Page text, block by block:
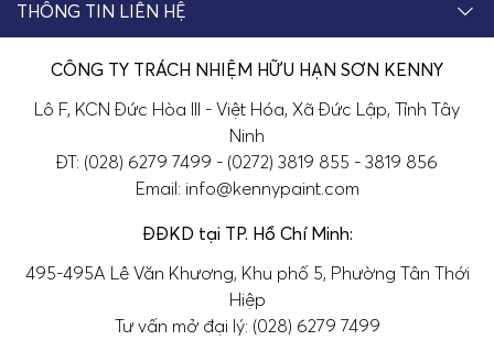
THÔNG TIN LIÊN HỆ
CÔNG TY TRÁCH NHIỆM HỮU HẠN SƠN KENNY
Lô F, KCN Đức Hòa III - Việt Hóa, Xã Đức Lập, Tỉnh Tây
Ninh
ĐT: (028) 6279 7499 - (0272) 3819 855 - 3819 856
Email: info@kennypaint.com
ĐĐKD tại TP. Hồ Chí Minh:
495-495A Lê Văn Khương, Khu phố 5, Phường Tân Thới
Hiệp
Tư vấn mở đại lý: (028) 6279 7499